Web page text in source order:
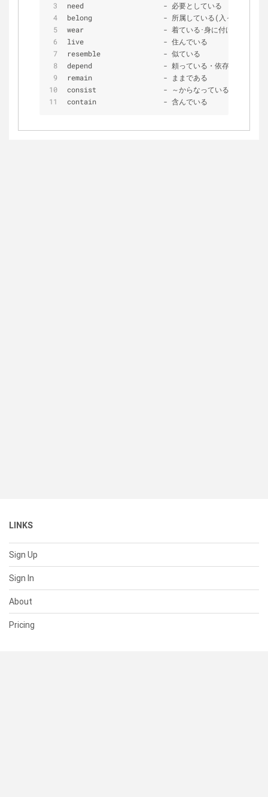
need - 必要としている
belong - 所属している(入ってい
wear - 着ている･身に付けている
live - 住んでいる
resemble - 似ている
depend - 頼っている・依存している
remain - ままである
consist - ～からなっている
contain - 含んでいる
LINKS
Sign Up
Sign In
About
Pricing